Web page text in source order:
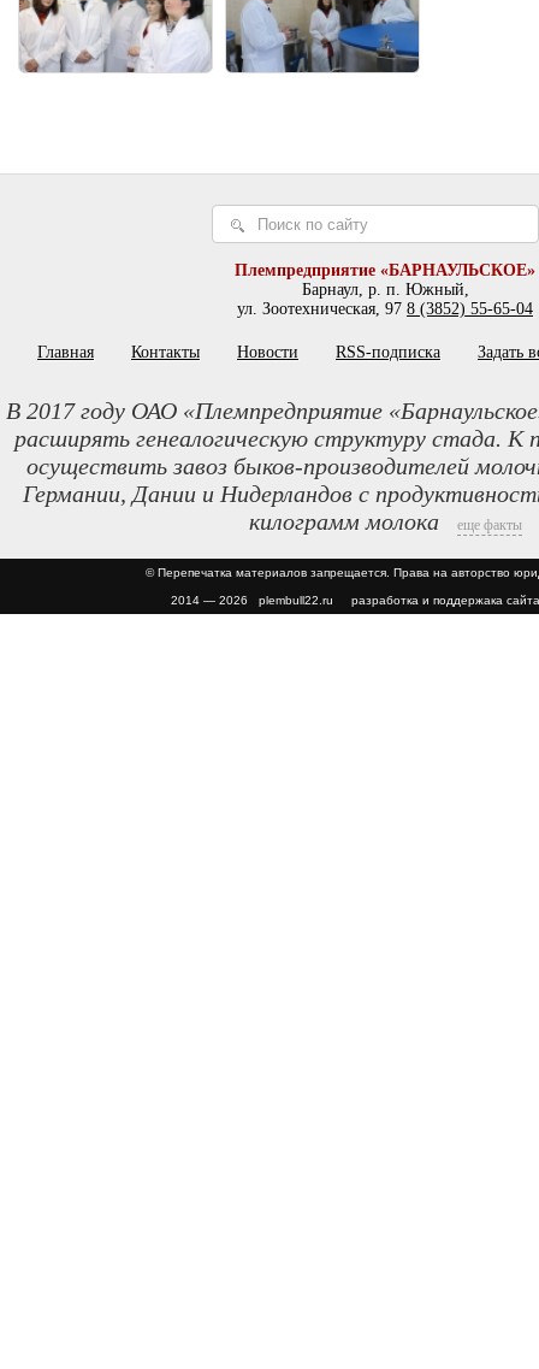
Племпредприятие «БАРНАУЛЬСКОЕ»
Барнаул, р. п. Южный,
ул. Зоотехническая, 97 8 (3852) 55-65-04
Главная Контакты Новости RSS-подписка Задать
В 2017 году ОАО «Племпредприятие
расширять генеалогическую структуру стада. К
осуществить завоз быков-производителей
Германии, Дании и Нидерландов с
килограмм молока
еще факты
© Перепечатка материалов запрещается. Права на авторство
2014 — 2026 plembull22.ru разработка и поддержака